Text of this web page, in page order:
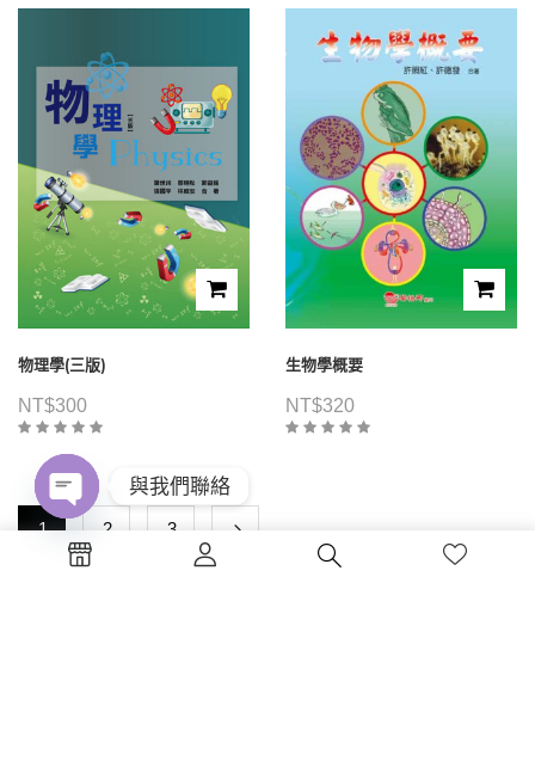
物理學(三版)
NT$300
生物學概要
NT$320
1 2 3
與我們聯絡
Open
chaty